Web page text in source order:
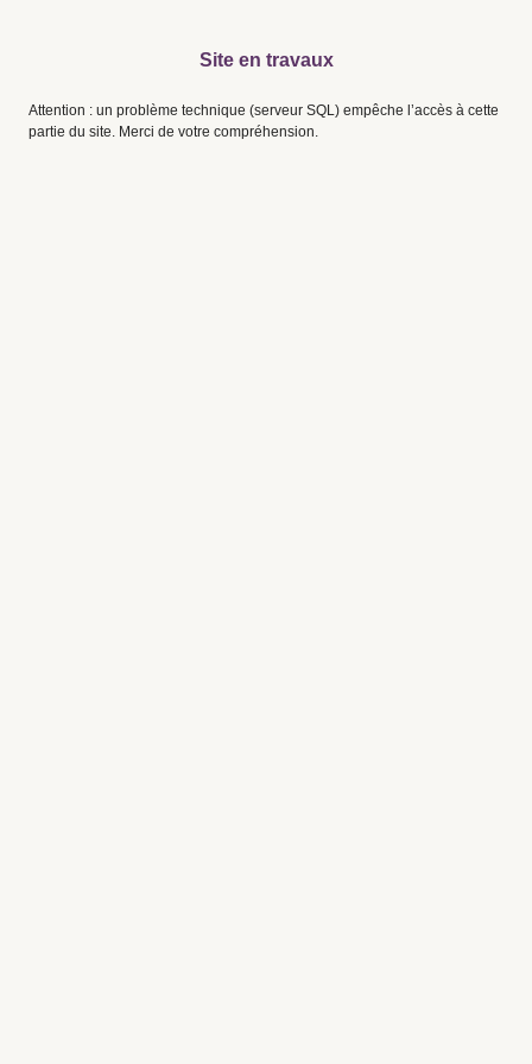
Site en travaux
Attention : un problème technique (serveur SQL) empêche l’accès à cette
partie du site. Merci de votre compréhension.